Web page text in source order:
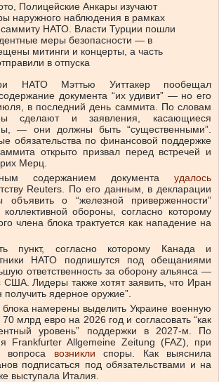
Полицейские Анкары изучают
наружного наблюдения в рамках
саммиту НАТО. Власти Турции пошли
меры безопасности — в
митинги и концерты, а часть
в отпуска
НАТО Мэттью Уиттакер пообещал
документа “их удивит” — но его
в последний день саммита. По словам
сделают и заявления, касающиеся
— они должны быть “существенными”.
обязательства по финансовой поддержке
открыто призвал перед встречей и
Мерц.
содержанием документа удалось
Reuters. По его данным, в декларации
о “железной приверженности”
обороны, согласно которому
члена блока трактуется как нападение на
пункт, согласно которому Канада и
НАТО подпишутся под обещаниями
ответственность за оборону альянса —
США. Лидеры также хотят заявить, что Иран
получить ядерное оружие”.
намерены выделить Украине военную
млрд евро на 2026 год и согласовать “как
уровень” поддержки в 2027-м. По
Frankfurter Allgemeine Zeitung (FAZ), при
вопроса возникли споры. Как выяснила
подписаться под обязательствами и на
выступала Италия.